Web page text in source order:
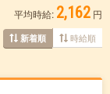
平均時給: 2,162 円
新着順 時給順